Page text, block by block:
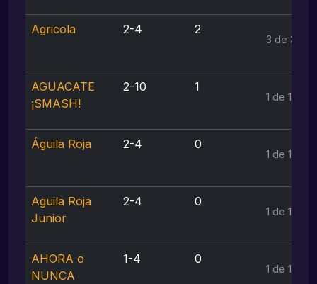
Agricola 2-4 2
3 de 3
AGUACATE
¡SMASH!
2-10 1
1 de 1
Águila Roja 2-4 0
1 de 1
Aguila Roja
Junior
2-4 0
1 de 1
AHORA o
NUNCA
1-4 0
1 de 1